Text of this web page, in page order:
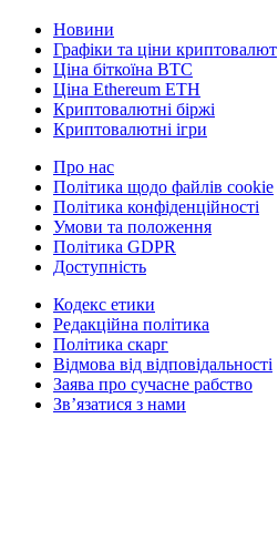
Новини
Графіки та ціни криптовалют
Ціна біткоїна BTC
Ціна Ethereum ETH
Криптовалютні біржі
Криптовалютні ігри
Про нас
Політика щодо файлів cookie
Політика конфіденційності
Умови та положення
Політика GDPR
Доступність
Кодекс етики
Редакційна політика
Політика скарг
Відмова від відповідальності
Заява про сучасне рабство
Зв’язатися з нами